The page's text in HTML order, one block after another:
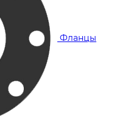
Фланцы